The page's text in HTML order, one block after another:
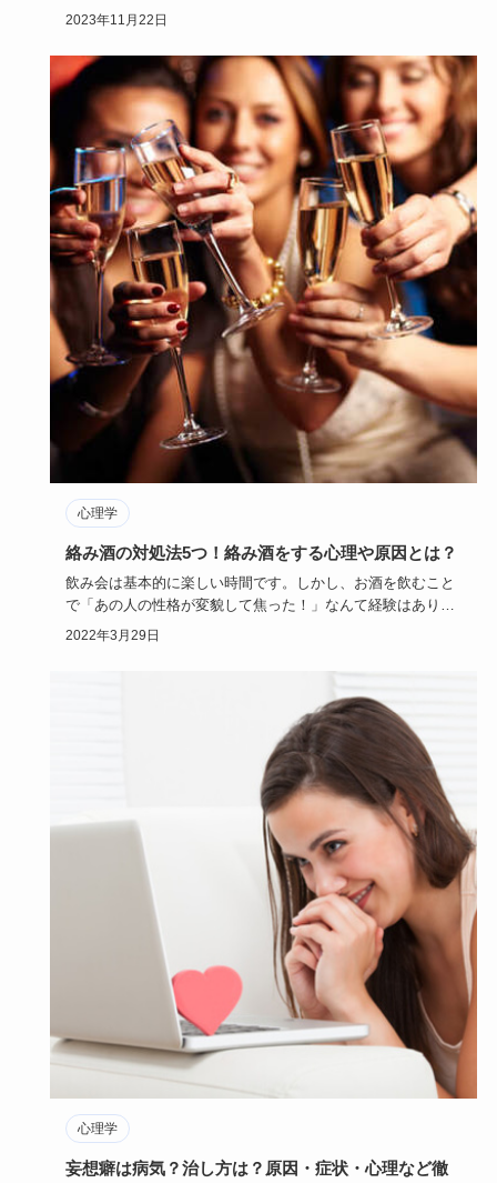
性が分かったら…
2023年11月22日
心理学
絡み酒の対処法5つ！絡み酒をする心理や原因とは？
飲み会は基本的に楽しい時間です。しかし、お酒を飲むこと
で「あの人の性格が変貌して焦った！」なんて経験はありま
せんか？そして…
2022年3月29日
心理学
妄想癖は病気？治し方は？原因・症状・心理など徹